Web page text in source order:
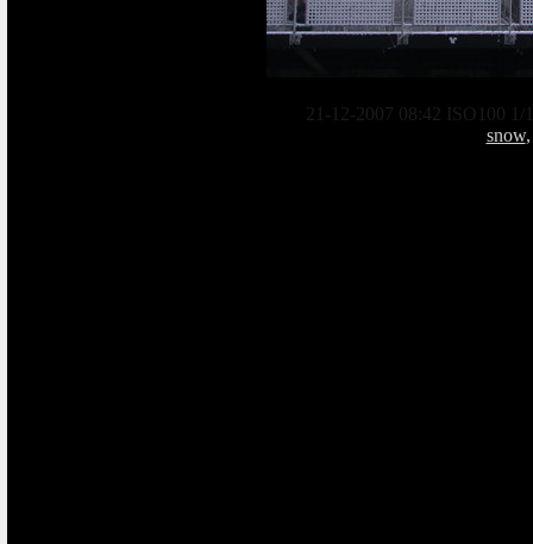
21-12-2007 08:42 ISO100
snow